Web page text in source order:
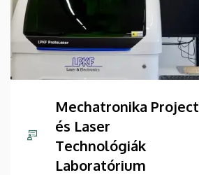
Mechatronika Project
és Laser
Technológiák
Laboratórium